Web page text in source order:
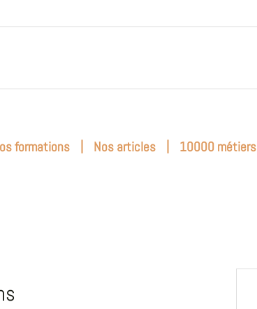
formations | Nos articles | 10000 métiers